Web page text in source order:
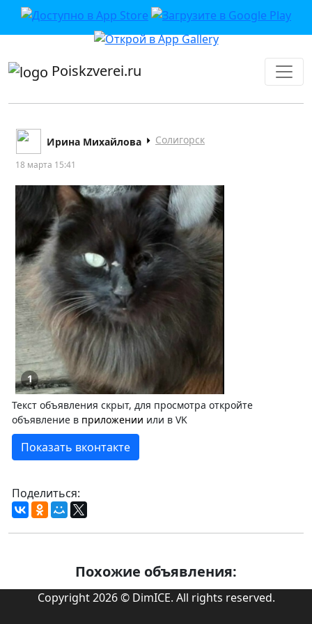
приложении или в VK">
Poiskzverei.ru
Ирина Михайлова Солигорск
18 марта 15:41
1
Текст объявления скрыт, для просмотра откройте
объявление в приложении или в VK
Показать вконтакте
Поделиться:
Похожие объявления:
Copyright 2026 © DimICE. All rights reserved.